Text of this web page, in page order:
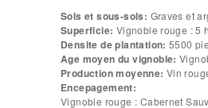
Sols et sous-sols: Graves et
Superficie: Vignoble rouge : 5
Densite de plantation:5500
Age moyen du vignoble:
Production moyenne:
Encepagement: